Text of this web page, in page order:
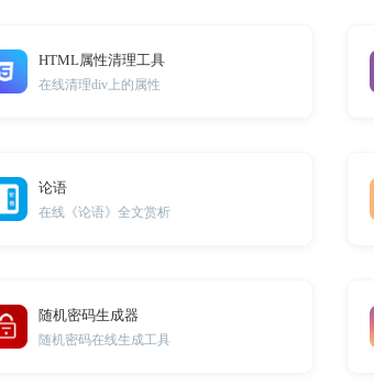
HTML属性清理工具
在线清理div上的属性
论语
在线《论语》全文赏析
随机密码生成器
随机密码在线生成工具